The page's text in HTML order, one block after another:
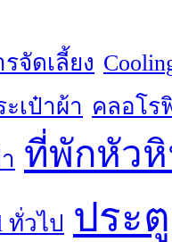
จัดเลี้ยง
ะเป๋าผ้า คลอโร
ที่พักหัว
ทั่วไป ประตู